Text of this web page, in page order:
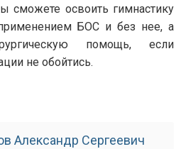
сможете освоить гимнастику
БОС и без нее, а
помощь, если
не обойтись.
Александр Сергеевич